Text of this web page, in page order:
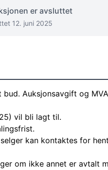
er avsluttet
12. juni 2025
Auksjonsavgift og
vil bli lagt til.
kan kontaktes for
om ikke annet er avtalt